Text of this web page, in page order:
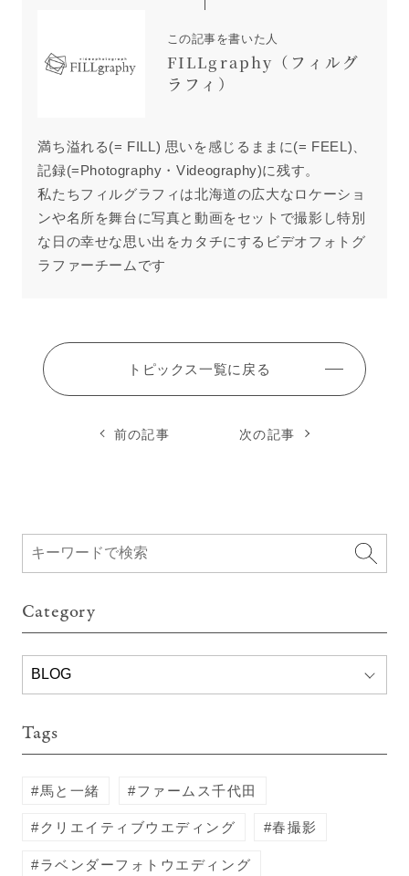
この記事を書いた人
FILLgraphy（フィルグ
ラフィ）
満ち溢れる(= FILL) 思いを感じるままに(= FEEL)、
記録(=Photography・Videography)に残す。
私たちフィルグラフィは北海道の広大なロケーショ
ンや名所を舞台に写真と動画をセットで撮影し特別
な日の幸せな思い出をカタチにするビデオフォトグ
ラファーチームです
前の記事
トピックス一覧に戻る
次の記事
Category
Tags
馬と一緒 ファームス千代田
クリエイティブウエディング 春撮影
ラベンダーフォトウエディング